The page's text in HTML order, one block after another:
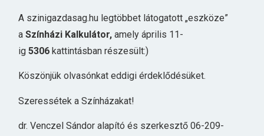
A szinigazdasag.hu legtöbbet látogatott „eszköze”
aSzínházi Kalkulátor, amely április 11-
ig5306 kattintásban részesült:)
Köszönjük olvasónkat eddigi érdeklődésüket.
Szeressétek a Színházakat!
dr. Venczel Sándor alapító és szerkesztő 06-209-